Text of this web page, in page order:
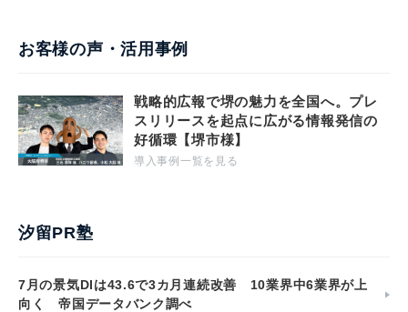
お客様の声・活用事例
戦略的広報で堺の魅力を全国へ。プレ
スリリースを起点に広がる情報発信の
好循環【堺市様】
導入事例一覧を見る
汐留PR塾
7月の景気DIは43.6で3カ月連続改善 10業界中6業界が上
向く 帝国データバンク調べ